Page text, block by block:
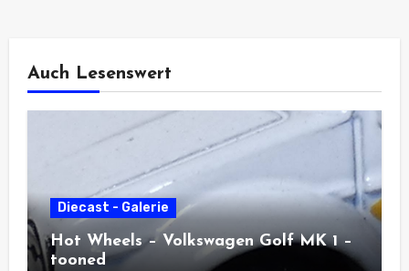
Auch Lesenswert
Diecast - Galerie
Hot Wheels – Volkswagen Golf MK 1 –
tooned